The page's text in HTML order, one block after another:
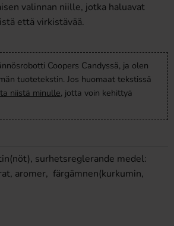
valinnan niille, jotka haluavat
että virkistävää.
Coopers Candyssä, ja olen
tuotetekstin. Jos huomaat tekstissä
niistä minulle, jotta voin kehittyä
surhetsreglerande medel:
aromer, färgämnen(kurkumin,